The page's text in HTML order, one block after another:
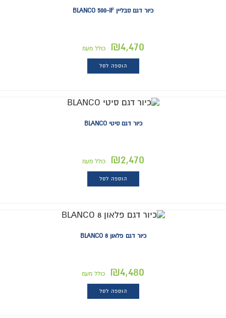
כיור דגם סבליין BLANCO 500-IF
₪4,470 כולל מעמ
הוספה לסל
כיור דגם סיטי BLANCO
₪2,470 כולל מעמ
הוספה לסל
כיור דגם פלאון 8 BLANCO
₪4,480 כולל מעמ
הוספה לסל